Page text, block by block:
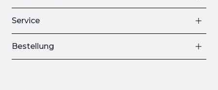
Service
Bestellung